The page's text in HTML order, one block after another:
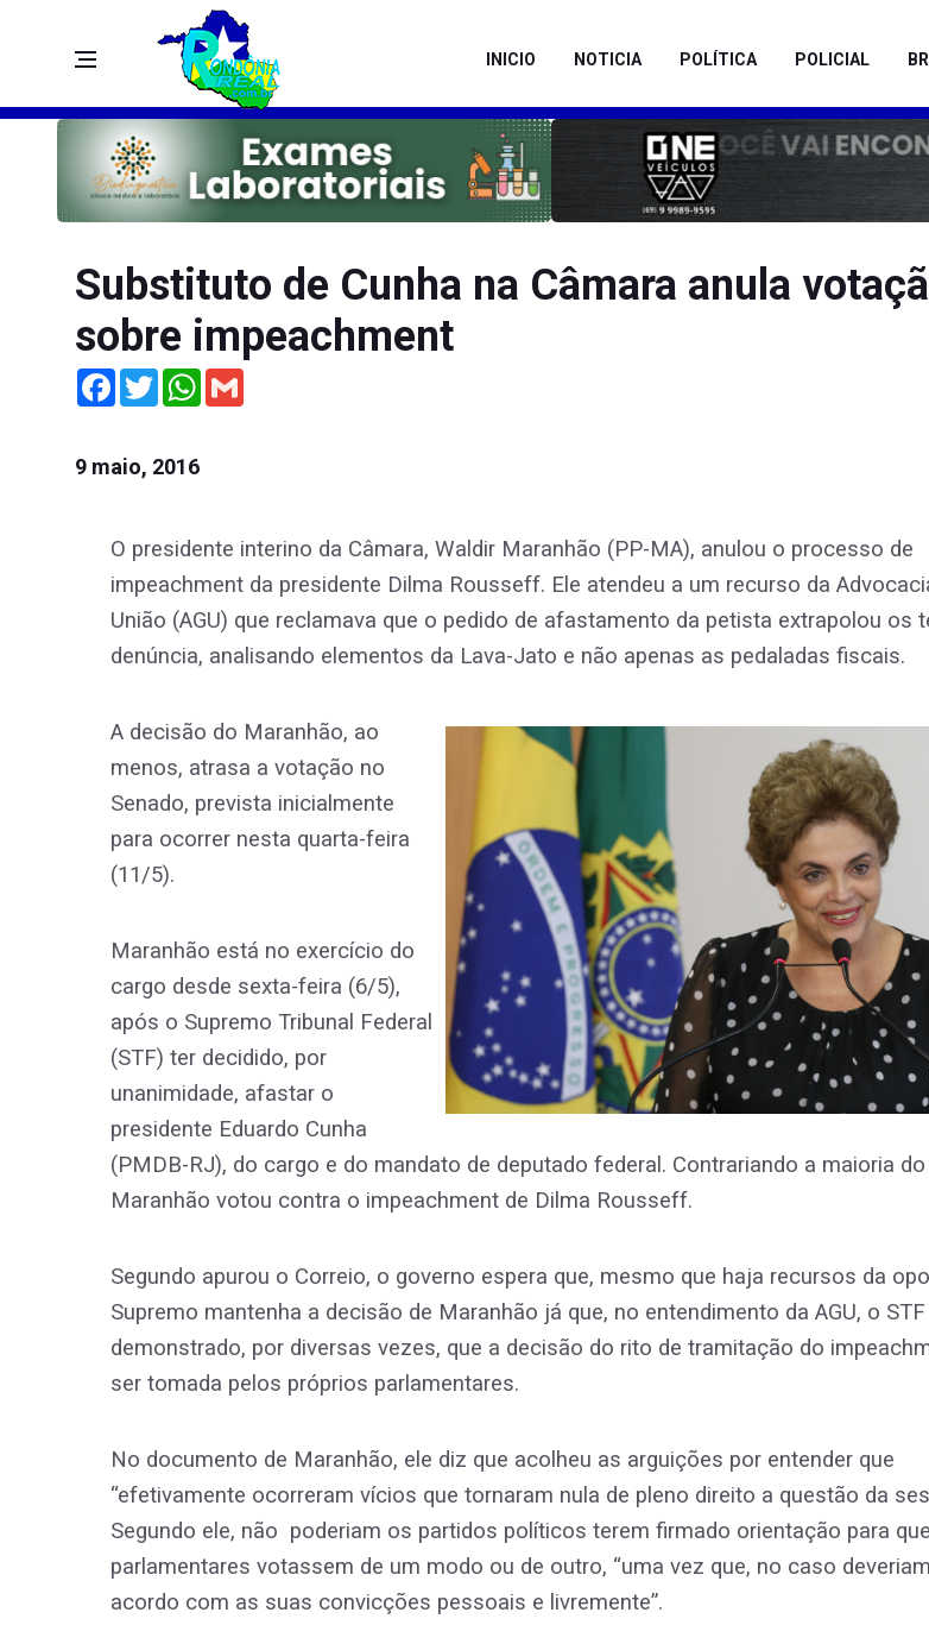
INICIO NOTICIA POLÍTICA POLICIAL
Substituto de Cunha na Câmara anula
sobre impeachment
Facebook
TwitterWhatsApp
9 maio, 2016
O presidente interino da Câmara, Waldir Maranhão (PP-MA), anulou o processo de
impeachment da presidente Dilma Rousseff. Ele atendeu a um recurso da
União (AGU) que reclamava que o pedido de afastamento da petista extrapolou os
denúncia, analisando elementos da Lava-Jato e não apenas as pedaladas fiscais.
A decisão do Maranhão, ao
menos, atrasa a votação no
Senado, prevista inicialmente
para ocorrer nesta quarta-feira
(11/5).
Maranhão está no exercício do
cargo desde sexta-feira (6/5),
após o Supremo Tribunal Federal
(STF) ter decidido, por
unanimidade, afastar o
presidente Eduardo Cunha
(PMDB-RJ), do cargo e do mandato de deputado federal. Contrariando a maioria
Maranhão votou contra o impeachment de Dilma Rousseff.
Segundo apurou o Correio, o governo espera que, mesmo que haja recursos da
Supremo mantenha a decisão de Maranhão já que, no entendimento da AGU, o
demonstrado, por diversas vezes, que a decisão do rito de tramitação do
ser tomada pelos próprios parlamentares.
No documento de Maranhão, ele diz que acolheu as arguições por entender que
“efetivamente ocorreram vícios que tornaram nula de pleno direito a questão da
Segundo ele, não poderiam os partidos políticos terem firmado orientação para
parlamentares votassem de um modo ou de outro, “uma vez que, no caso
acordo com as suas convicções pessoais e livremente”.